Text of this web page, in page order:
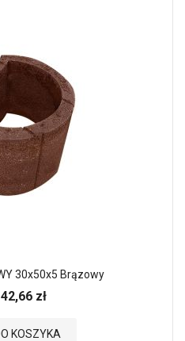
30x50x5 Brązowy
42,66 zł
KOSZYKA